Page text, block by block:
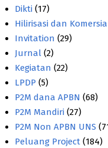
Dikti (17)
Hilirisasi dan
Invitation (29)
Jurnal (2)
Kegiatan (22)
LPDP (5)
P2M dana APBN (68)
P2M Mandiri (27)
P2M Non APBN UNS
Peluang Project (184)